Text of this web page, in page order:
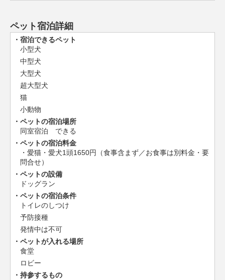
ペット宿泊詳細
宿泊できるペット
小型犬
中型犬
大型犬
超大型犬
猫
小動物
ペットの宿泊場所
同室宿泊 できる
ペットの宿泊料金
・愛猫・愛犬1頭1650円（食事含まず／お食事は別料金・要
問合せ）
ペットの設備
ドッグラン
ペットの宿泊条件
トイレのしつけ
予防接種
発情中は不可
ペットが入れる場所
食堂
ロビー
持参するもの